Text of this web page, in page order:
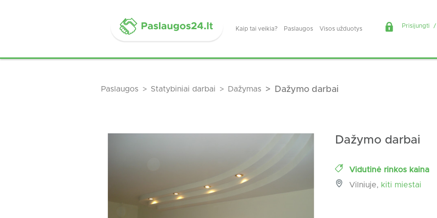
Kaip tai veikia? Paslaugos Visos užduotys Prisijungti /
Paslaugos Statybiniai darbai Dažymas Dažymo darbai
Dažymo darbai
Vidutinė rinkos kaina
Vilniuje, kiti miestai